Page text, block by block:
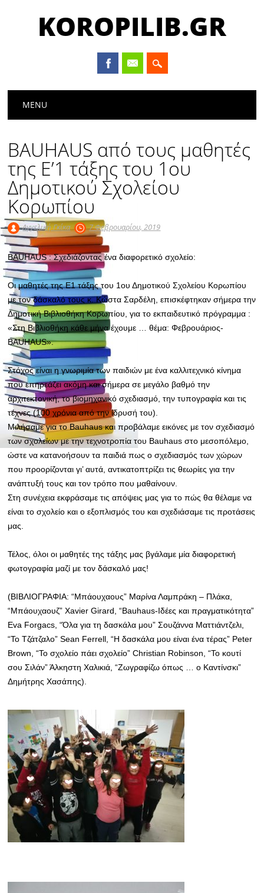
KOROPILIB.GR
Main menu
MENU
BAUHAUS από τους μαθητές
της Ε’1 τάξης του 1ου
Δημοτικού Σχολείου
Κορωπίου
Αγγελική Γκίκα 7 Φεβρουαρίου, 2019
BAUHAUS : Σχεδιάζοντας ένα διαφορετικό σχολείο:
Οι μαθητές της Ε1 τάξης του 1ου Δημοτικού Σχολείου Κορωπίου
με τον δάσκαλό τους κ. Κώστα Σαρδέλη, επισκέφτηκαν σήμερα την
Δημοτική Βιβλιοθήκη Κορωπίου, για το εκπαιδευτικό πρόγραμμα :
«Στη Βιβλιοθήκη κάθε μήνα έχουμε … θέμα: Φεβρουάριος-
ΒAUHAUS».
Στόχος είναι η γνωριμία των παιδιών με ένα καλλιτεχνικό κίνημα
που επηρεάζει ακόμη και σήμερα σε μεγάλο βαθμό την
αρχιτεκτονική, το βιομηχανικό σχεδιασμό, την τυπογραφία και τις
τέχνες(100 χρόνια από την ίδρυσή του).
Μιλήσαμε για το Bauhaus και προβάλαμε εικόνες με τον σχεδιασμό
των σχολείων με την τεχνοτροπία του Bauhaus στο μεσοπόλεμο,
ώστε να κατανοήσουν τα παιδιά πως ο σχεδιασμός των χώρων
που προορίζονται γι’ αυτά, αντικατοπτρίζει τις θεωρίες για την
ανάπτυξή τους και τον τρόπο που μαθαίνουν.
Στη συνέχεια εκφράσαμε τις απόψεις μας για το πώς θα θέλαμε να
είναι το σχολείο και ο εξοπλισμός του και σχεδιάσαμε τις προτάσεις
μας.
Τέλος, όλοι οι μαθητές της τάξης μας βγάλαμε μία διαφορετική
φωτογραφία μαζί με τον δάσκαλό μας!
(ΒΙΒΛΙΟΓΡΑΦΙΑ: “Μπάουχαους” Μαρίνα Λαμπράκη – Πλάκα,
“Μπάουχαουζ” Xavier Girard, “Bauhaus-Ιδέες και πραγματικότητα”
Eva Forgacs, “Όλα για τη δασκάλα μου” Σουζάννα Ματτιάντζελι,
“Το Τζάτζαλο” Sean Ferrell, “Η δασκάλα μου είναι ένα τέρας” Peter
Brown, “Το σχολείο πάει σχολείο” Christian Robinson, “Το κουτί
σου Σιλάν” Άλκηστη Χαλικιά, “Ζωγραφίζω όπως … ο Καντίνσκι”
Δημήτρης Χασάπης).